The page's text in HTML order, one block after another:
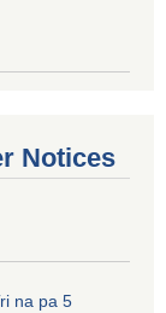
Notices
na pa 5